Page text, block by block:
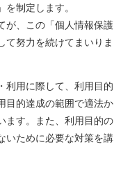
制定します。
が、この「個人情報保護
て努力を続けてまいりま
利用に際して、利用目的
目的達成の範囲で適法か
ます。また、利用目的の
いために必要な対策を講